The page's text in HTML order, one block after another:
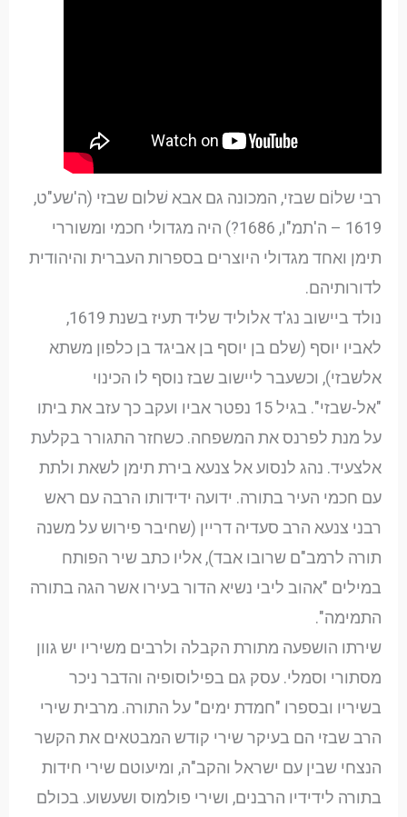
רבי שלוֹם שבזי, המכונה גם אבא שׁלום שבזי (ה'שע"ט,
1619 – ה'תמ"ו, 1686?) היה מגדולי חכמי ומשוררי
תימן ואחד מגדולי היוצרים בספרות העברית והיהודית
לדורותיהם.
נולד ביישוב נג'ד אלוליד שליד תעיז בשנת 1619,
לאביו יוסף (שלם בן יוסף בן אביגד בן כלפון משתא
אלשבזי), וכשעבר ליישוב שבז נוסף לו הכינוי
"אל-שבזי". בגיל 15 נפטר אביו ועקב כך עזב את ביתו
על מנת לפרנס את המשפחה. כשחזר התגורר בקלעת
אלצעיד. נהג לנסוע אל צנעא בירת תימן לשאת ולתת
עם חכמי העיר בתורה. ידועה ידידותו הרבה עם ראש
רבני צנעא הרב סעדיה דריין (שחיבר פירוש על משנה
תורה לרמב"ם שרובו אבד), אליו כתב שיר הפותח
במילים "אהוב ליבי נשיא הדור בעירו אשר הגה בתורה
התמימה".
שירתו הושפעה מתורת הקבלה ולרבים משיריו יש גוון
מסתורי וסמלי. עסק גם בפילוסופיה והדבר ניכר
בשיריו ובספרו "חמדת ימים" על התורה. מרבית שירי
הרב שבזי הם בעיקר שירי קודש המבטאים את הקשר
הנצחי שבין עם ישראל והקב"ה, ומיעוטם שירי חידות
בתורה לידידיו הרבנים, ושירי פולמוס ושעשוע. בכולם